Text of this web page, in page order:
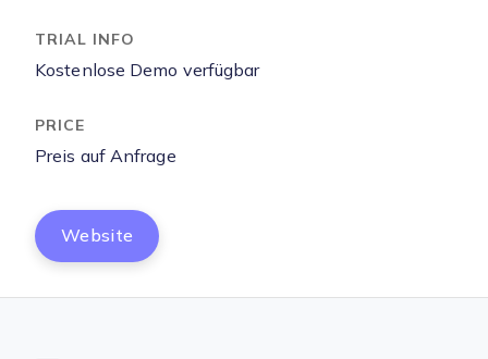
Kostenlose Demo verfügbar
Preis auf Anfrage
Website